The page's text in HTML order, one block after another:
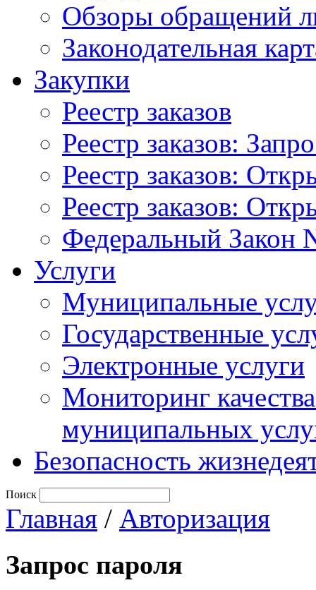
Обзоры обращений
Законодательная
Закупки
Реестр заказов
Реестр заказов:
Реестр заказов:
Реестр заказов:
Федеральный Закон
Услуги
Муниципальные
Государственные
Электронные услуги
Мониторинг
муниципальных
Безопасность
Поиск
Главная / Авторизация
Запрос пароля